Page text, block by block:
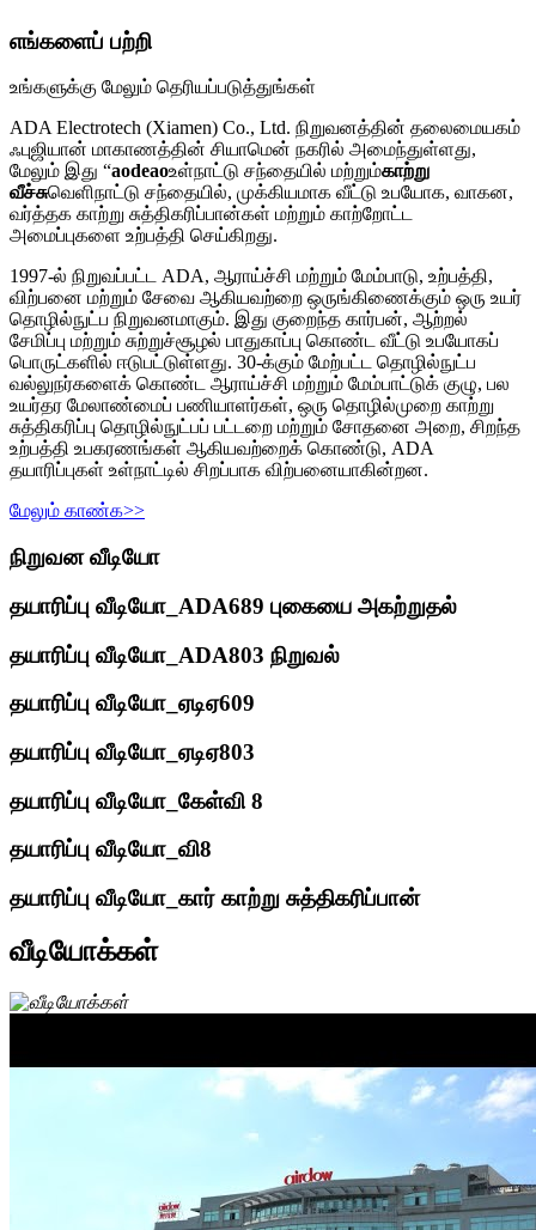
எங்களைப் பற்றி
உங்களுக்கு மேலும் தெரியப்படுத்துங்கள்
ADA Electrotech (Xiamen) Co., Ltd. நிறுவனத்தின் தலைமையகம்
ஃபுஜியான் மாகாணத்தின் சியாமென் நகரில் அமைந்துள்ளது,
மேலும் இது “aodeaoஉள்நாட்டு சந்தையில் மற்றும்காற்று
வீச்சுவெளிநாட்டு சந்தையில், முக்கியமாக வீட்டு உபயோக, வாகன,
வர்த்தக காற்று சுத்திகரிப்பான்கள் மற்றும் காற்றோட்ட
அமைப்புகளை உற்பத்தி செய்கிறது.
1997-ல் நிறுவப்பட்ட ADA, ஆராய்ச்சி மற்றும் மேம்பாடு, உற்பத்தி,
விற்பனை மற்றும் சேவை ஆகியவற்றை ஒருங்கிணைக்கும் ஒரு உயர்
தொழில்நுட்ப நிறுவனமாகும். இது குறைந்த கார்பன், ஆற்றல்
சேமிப்பு மற்றும் சுற்றுச்சூழல் பாதுகாப்பு கொண்ட வீட்டு உபயோகப்
பொருட்களில் ஈடுபட்டுள்ளது. 30-க்கும் மேற்பட்ட தொழில்நுட்ப
வல்லுநர்களைக் கொண்ட ஆராய்ச்சி மற்றும் மேம்பாட்டுக் குழு, பல
உயர்தர மேலாண்மைப் பணியாளர்கள், ஒரு தொழில்முறை காற்று
சுத்திகரிப்பு தொழில்நுட்பப் பட்டறை மற்றும் சோதனை அறை, சிறந்த
உற்பத்தி உபகரணங்கள் ஆகியவற்றைக் கொண்டு, ADA
தயாரிப்புகள் உள்நாட்டில் சிறப்பாக விற்பனையாகின்றன.
மேலும் காண்க>>
நிறுவன வீடியோ
தயாரிப்பு வீடியோ_ADA689 புகையை அகற்றுதல்
தயாரிப்பு வீடியோ_ADA803 நிறுவல்
தயாரிப்பு வீடியோ_ஏடிஏ609
தயாரிப்பு வீடியோ_ஏடிஏ803
தயாரிப்பு வீடியோ_கேள்வி 8
தயாரிப்பு வீடியோ_வி8
தயாரிப்பு வீடியோ_கார் காற்று சுத்திகரிப்பான்
வீடியோக்கள்